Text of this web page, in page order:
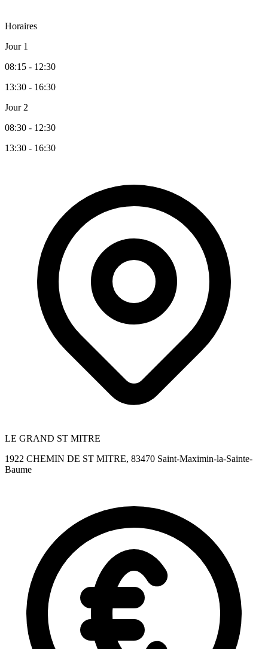
Horaires
Jour 1
08:15 - 12:30
13:30 - 16:30
Jour 2
08:30 - 12:30
13:30 - 16:30
LE GRAND ST MITRE
1922 CHEMIN DE ST MITRE, 83470 Saint-Maximin-la-Sainte-
Baume